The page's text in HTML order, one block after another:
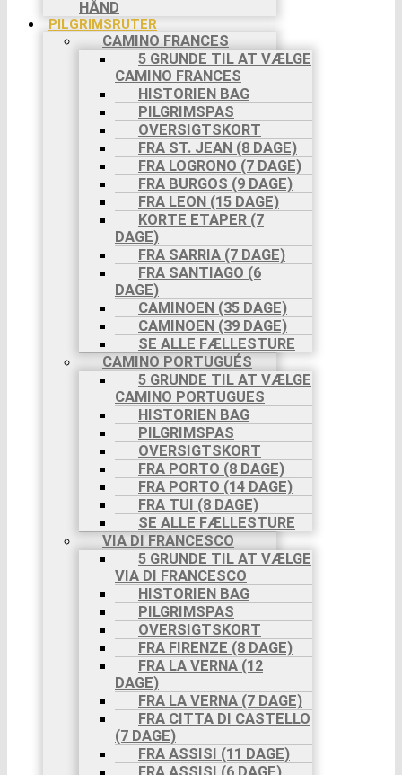
HÅND
PILGRIMSRUTER
CAMINO FRANCES
5 GRUNDE TIL AT VÆLGE
CAMINO FRANCES
HISTORIEN BAG
PILGRIMSPAS
OVERSIGTSKORT
FRA ST. JEAN (8 DAGE)
FRA LOGRONO (7 DAGE)
FRA BURGOS (9 DAGE)
FRA LEON (15 DAGE)
KORTE ETAPER (7
DAGE)
FRA SARRIA (7 DAGE)
FRA SANTIAGO (6
DAGE)
CAMINOEN (35 DAGE)
CAMINOEN (39 DAGE)
SE ALLE FÆLLESTURE
CAMINO PORTUGUÉS
5 GRUNDE TIL AT VÆLGE
CAMINO PORTUGUES
HISTORIEN BAG
PILGRIMSPAS
OVERSIGTSKORT
FRA PORTO (8 DAGE)
FRA PORTO (14 DAGE)
FRA TUI (8 DAGE)
SE ALLE FÆLLESTURE
VIA DI FRANCESCO
5 GRUNDE TIL AT VÆLGE
VIA DI FRANCESCO
HISTORIEN BAG
PILGRIMSPAS
OVERSIGTSKORT
FRA FIRENZE (8 DAGE)
FRA LA VERNA (12
DAGE)
FRA LA VERNA (7 DAGE)
FRA CITTA DI CASTELLO
(7 DAGE)
FRA ASSISI (11 DAGE)